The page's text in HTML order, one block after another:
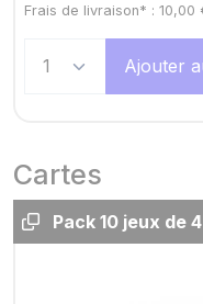
Frais de livraison* : 10,00
Ajouter
Cartes
Pack 10 jeux de